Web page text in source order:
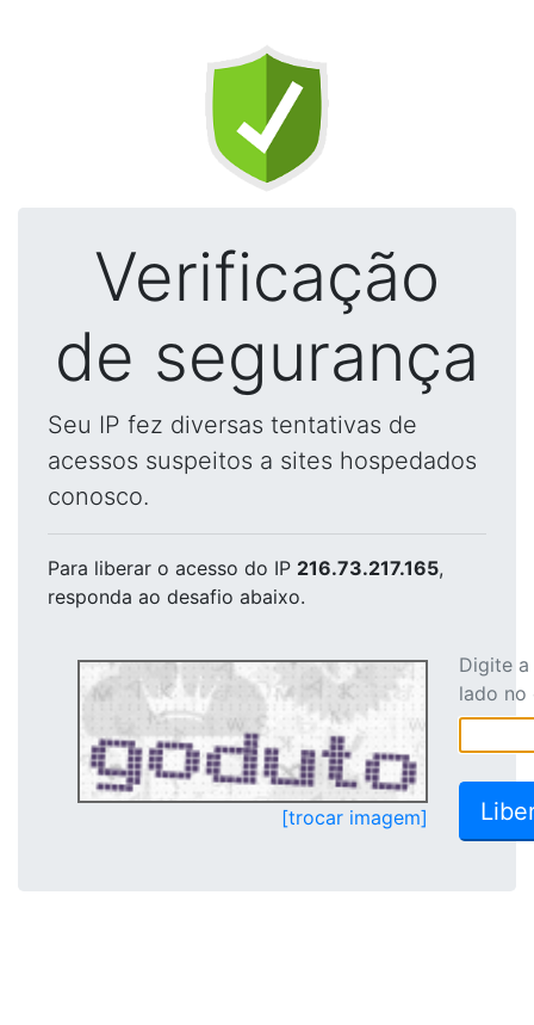
Verificação
de segurança
Seu IP fez diversas tentativas de
acessos suspeitos a sites hospedados
conosco.
Para liberar o acesso do IP 216.73.217.165,
responda ao desafio abaixo.
[trocar imagem]
Digite
lado no